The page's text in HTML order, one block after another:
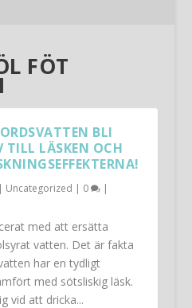
FÖT
BLI
LÄSKEN OCH
| Uncategorized | 0 |
med att ersätta
vatten. Det är fakta
har en tydligt
med sötsliskig läsk.
vid att dricka...